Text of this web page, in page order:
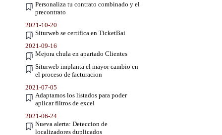
Personaliza tu contrato combinado y el
precontrato
2021-10-20
Siturweb se certifica en TicketBai
2021-09-16
Mejora chula en apartado Clientes
Siturweb implanta el mayor cambio en
el proceso de facturacion
2021-07-05
Adaptamos los listados para poder
aplicar filtros de excel
2021-06-24
Nueva alerta: Deteccion de
localizadores duplicados